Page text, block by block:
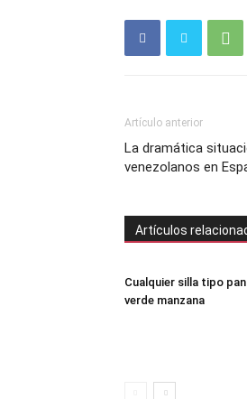
Artículo anterior
La dramática
venezolanos en
Artículos
Cualquier silla tipo
verde manzana